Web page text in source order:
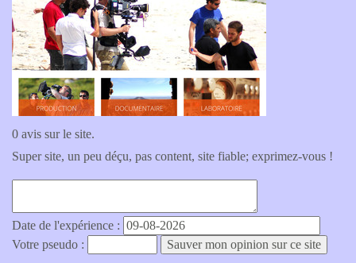
0 avis sur le site.
Super site, un peu déçu, pas content, site fiable; exprimez-vous !
Date de l'expérience :
Votre pseudo :